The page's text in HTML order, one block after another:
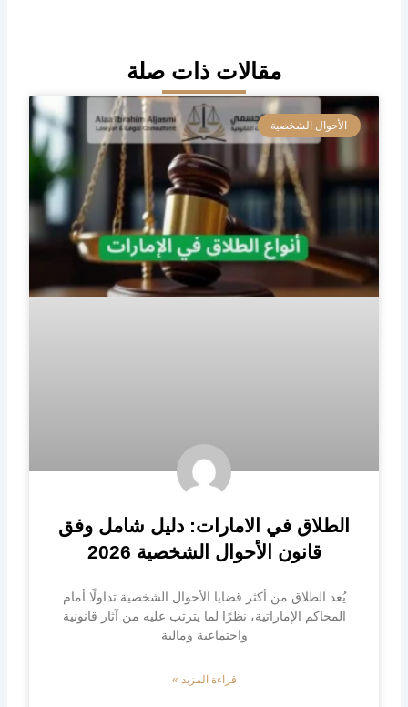
مقالات ذات صلة
الأحوال الشخصية
الطلاق في الامارات: دليل شامل وفق
قانون الأحوال الشخصية 2026
يُعد الطلاق من أكثر قضايا الأحوال الشخصية تداولًا أمام
المحاكم الإماراتية، نظرًا لما يترتب عليه من آثار قانونية
واجتماعية ومالية
قراءة المزيد »